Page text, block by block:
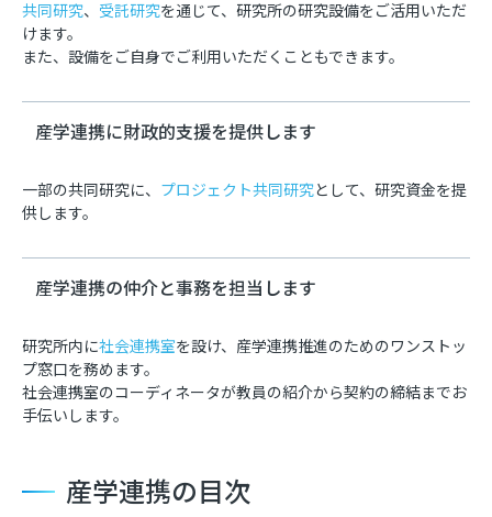
共同研究、 受託研究を通じて、研究所の研究設備をご活用いただ
けます。
また、設備をご自身でご利用いただくこともできます。
産学連携に財政的支援を提供します
一部の共同研究に、 プロジェクト共同研究として、研究資金を提
供します。
産学連携の仲介と事務を担当します
研究所内に社会連携室を設け、産学連携推進のためのワンストッ
プ窓口を務めます。
社会連携室のコーディネータが教員の紹介から契約の締結までお
手伝いします。
産学連携の目次